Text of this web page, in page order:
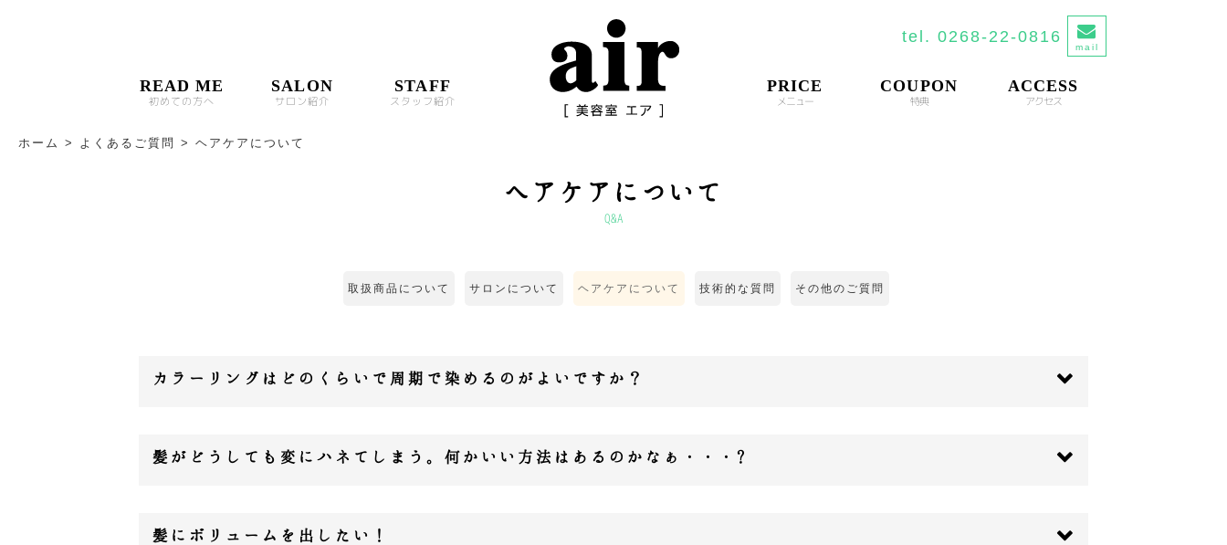
tel. 0268-22-0816
mail
READ ME
初めての方へ
SALON
サロン紹介
STAFF
スタッフ紹介
PRICE
メニュー
COUPON
特典
ACCESS
アクセス
ホーム > よくあるご質問 > ヘアケアについて
ヘアケアについて
Q&A
取扱商品について サロンについて ヘアケアについて 技術的な質問 その他のご質問
カラーリングはどのくらいで周期で染めるのがよいですか？
髪がどうしても変にハネてしまう。何かいい方法はあるのかなぁ・・・?
髪にボリュームを出したい！